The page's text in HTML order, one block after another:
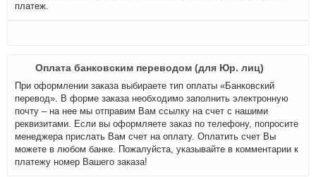
платеж.
Оплата банковским переводом (для Юр. лиц)
При оформлении заказа выбираете тип оплаты «Банковский
перевод». В форме заказа необходимо заполнить электронную
почту – на нее мы отправим Вам ссылку на счет с нашими
реквизитами. Если вы оформляете заказ по телефону, попросите
менеджера прислать Вам счет на оплату. Оплатить счет Вы
можете в любом банке. Пожалуйста, указывайте в комментарии к
платежу номер Вашего заказа!